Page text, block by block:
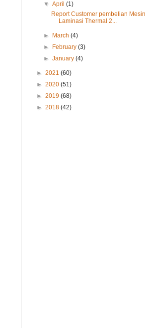
▼April(1)
Report Customer pembelian Mesin
Laminasi Thermal 2...
► March(4)
►
February(3)
►January(4)
► 2021 (60)
► 2020 (51)
► 2019 (68)
► 2018 (42)